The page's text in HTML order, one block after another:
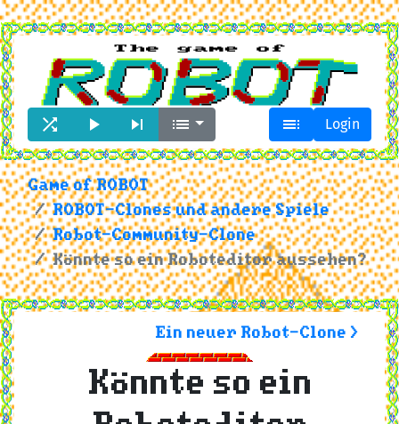
     Login
Game of ROBOT
ROBOT-Clones und andere Spiele
Robot-Community-Clone
Könnte so ein Roboteditor aussehen?
Ein neuer Robot-Clone >
Könnte so ein